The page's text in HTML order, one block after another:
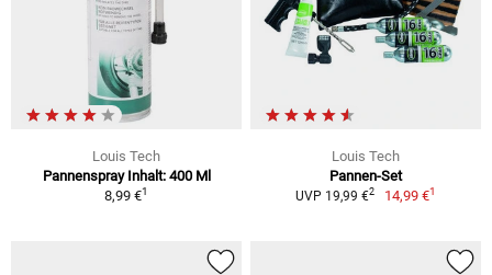
Louis Tech
Pannenspray Inhalt: 400 Ml
8,99 €1
Louis Tech
Pannen-Set
UVP 19,99 €2 14,99 €1